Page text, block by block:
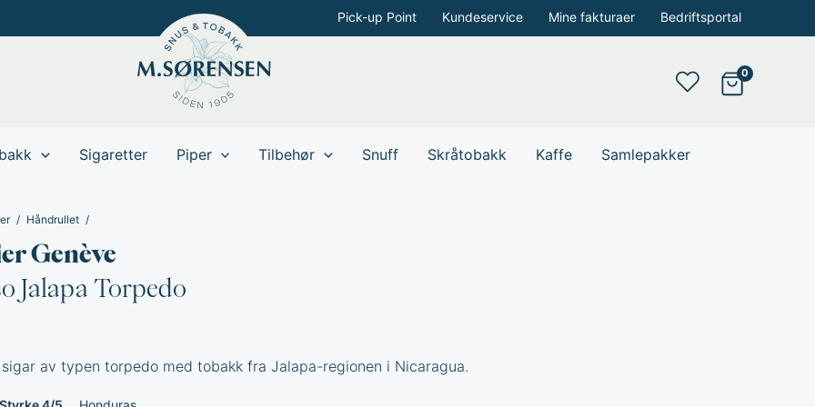
Pick-up Point Kundeservice Mine fakturaer Bedriftsportal
Sigaretter Piper Tilbehør Snuff Skråtobakk Kaffe Samlepakker
Håndrullet
Genève
Jalapa Torpedo
av typen torpedo med tobakk fra Jalapa-regionen i Nicaragua.